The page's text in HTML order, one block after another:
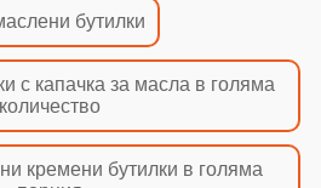
бутилки
с капачка за масла в голяма
количество
кремени бутилки в голяма